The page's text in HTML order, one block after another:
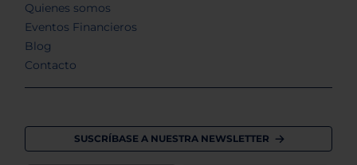
Quienes somos
Eventos Financieros
Blog
Contacto
SUSCRÍBASE A NUESTRA NEWSLETTER